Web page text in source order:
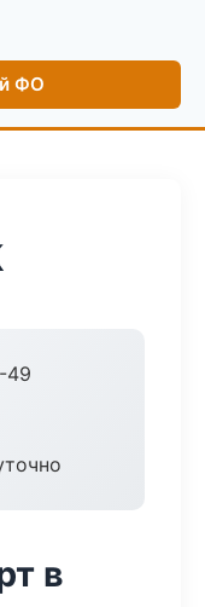
ФО
49
в